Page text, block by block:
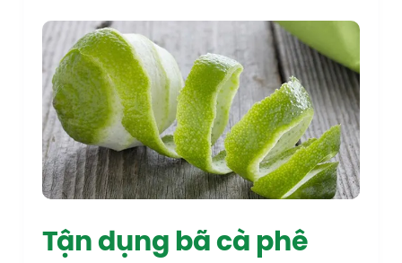
Tận dụng bã cà phê